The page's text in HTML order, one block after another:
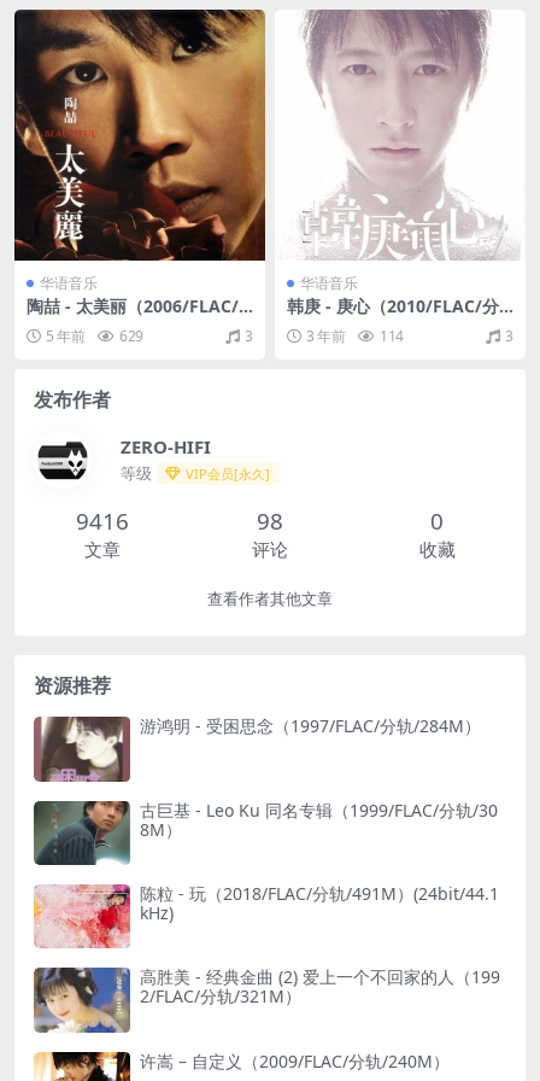
华语音乐
陶喆 - 太美丽（2006/FLAC/
分轨/316M）
5 年前 629 3
华语音乐
韩庚 - 庚心（2010/FLAC/分
轨/266M）
3 年前 114 3
发布作者
ZERO-HIFI
等级 VIP会员[永久]
9416
文章
98
评论
0
收藏
查看作者其他文章
资源推荐
游鸿明 - 受困思念（1997/FLAC/分轨/284M）
古巨基 - Leo Ku 同名专辑（1999/FLAC/分轨/30
8M）
陈粒 - 玩（2018/FLAC/分轨/491M）(24bit/44.1
kHz)
高胜美 - 经典金曲 (2) 爱上一个不回家的人（199
2/FLAC/分轨/321M）
许嵩 – 自定义（2009/FLAC/分轨/240M）